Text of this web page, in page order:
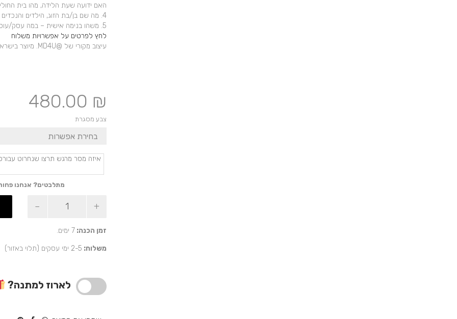
האם ידועה שעת הלידה, מהו בית
4. מה שם בן/בת הזוג, הילדים והנכדים – אם יש?
5. משהו בנימה אישית – במה עסק/עוסק ומה למד? תחביבים?
לחץ לפרטים על אפשרויות משלוח
עיצוב מקורי של @MD4U. מיוצר בישראל
480.00 ₪
צבע מסגרת
מתלבטים? אנחנו
אישית
זמן הכנה: 7 ימים.
משלוח: 2-5 ימי עסקים (תלוי באזור)
לארוז למתנה?